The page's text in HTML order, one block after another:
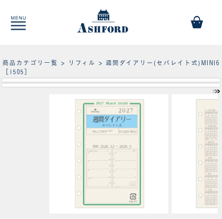
商品カテゴリ一覧 > リフィル
> 週間ダイアリー(セパレイト式)MINI6
［1505］